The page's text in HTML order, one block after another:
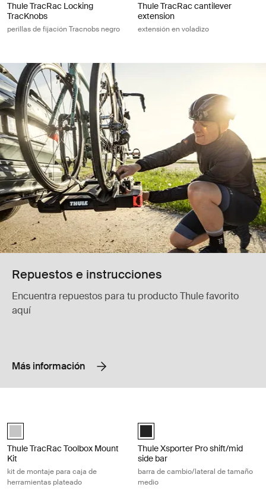
Thule TracRac Locking
TracKnobs
perillas de fijación Tracnobs negro
Thule TracRac cantilever
extension
extensión en voladizo
Repuestos e instrucciones
Encuentra repuestos para tu producto Thule favorito
aquí
Más información
Silver (selected)
Thule TracRac Toolbox Mount
Kit
kit de montaje para caja de
herramientas plateado
Black (selected)
Thule Xsporter Pro shift/mid
side bar
barra de cambio/lateral de tamaño
medio